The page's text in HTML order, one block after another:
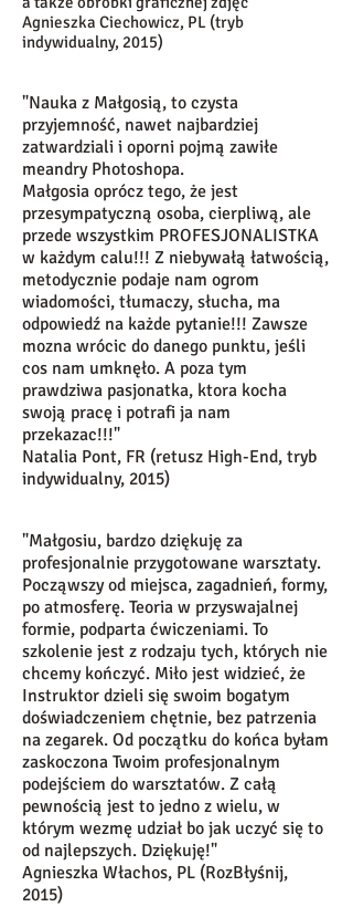
Agnieszka Ciechowicz, PL (tryb
indywidualny, 2015)
"Nauka z Małgosią, to czysta
przyjemność, nawet najbardziej
zatwardziali i oporni pojmą zawiłe
meandry Photoshopa.
Małgosia oprócz tego, że jest
przesympatyczną osoba, cierpliwą, ale
przede wszystkim PROFESJONALISTKA
w każdym calu!!! Z niebywałą łatwością,
metodycznie podaje nam ogrom
wiadomości, tłumaczy, słucha, ma
odpowiedź na każde pytanie!!! Zawsze
mozna wrócic do danego punktu, jeśli
cos nam umknęło. A poza tym
prawdziwa pasjonatka, ktora kocha
swoją pracę i potrafi ja nam
przekazac!!!"
Natalia Pont, FR (retusz High-End, tryb
indywidualny, 2015)
"Małgosiu, bardzo dziękuję za
profesjonalnie przygotowane warsztaty.
Począwszy od miejsca, zagadnień, formy,
po atmosferę. Teoria w przyswajalnej
formie, podparta ćwiczeniami. To
szkolenie jest z rodzaju tych, których nie
chcemy kończyć. Miło jest widzieć, że
Instruktor dzieli się swoim bogatym
doświadczeniem chętnie, bez patrzenia
na zegarek. Od początku do końca byłam
zaskoczona Twoim profesjonalnym
podejściem do warsztatów. Z całą
pewnością jest to jedno z wielu, w
którym wezmę udział bo jak uczyć się to
od najlepszych. Dziękuję!"
Agnieszka Włachos, PL (RozBłyśnij,
2015)